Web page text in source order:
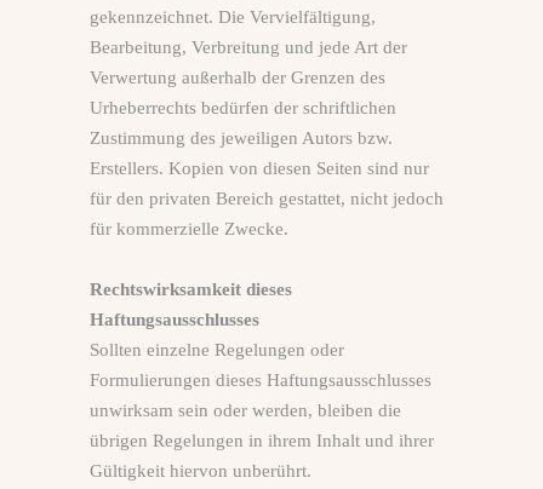
gekennzeichnet. Die Vervielfältigung,
Bearbeitung, Verbreitung und jede Art der
Verwertung außerhalb der Grenzen des
Urheberrechts bedürfen der schriftlichen
Zustimmung des jeweiligen Autors bzw.
Erstellers. Kopien von diesen Seiten sind nur
für den privaten Bereich gestattet, nicht jedoch
für kommerzielle Zwecke.
Rechtswirksamkeit dieses
Haftungsausschlusses
Sollten einzelne Regelungen oder
Formulierungen dieses Haftungsausschlusses
unwirksam sein oder werden, bleiben die
übrigen Regelungen in ihrem Inhalt und ihrer
Gültigkeit hiervon unberührt.